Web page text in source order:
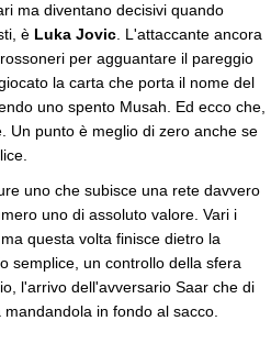
ma diventano decisivi quando
è Luka Jovic . L'attaccante ancora
per agguantare il pareggio
la carta che porta il nome del
uno spento Musah. Ed ecco che,
Un punto è meglio di zero anche se
uno che subisce una rete davvero
uno di assoluto valore. Vari i
questa volta finisce dietro la
semplice, un controllo della sfera
l'arrivo dell'avversario Saar che di
in fondo al sacco.